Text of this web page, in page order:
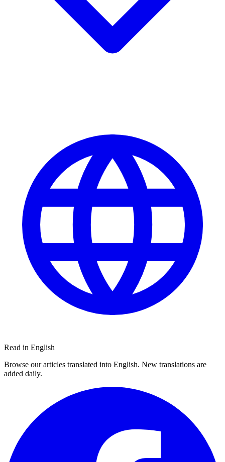
Read in English
Browse our articles translated into English. New translations are
added daily.